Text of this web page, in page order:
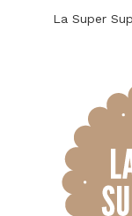
La Super